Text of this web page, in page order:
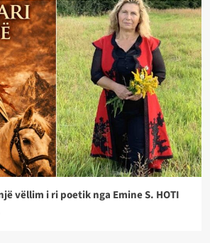
vëllim i ri poetik nga Emine S. HOTI